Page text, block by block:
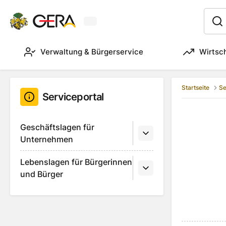
Verwaltung & Bürgerservice
Serviceportal
Geschäftslagen für
Unternehmen
Lebenslagen für Bürgerinnen
und Bürger
Startseite